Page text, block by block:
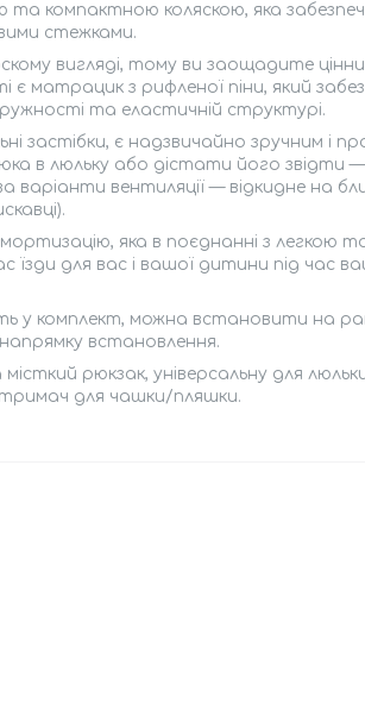
компактною коляскою, яка
стежками.
вигляді, тому ви заощадите
матрацик з рифленої піни, який
та еластичній структурі.
застібки, є надзвичайно зручним і
в люльку або дістати його
варіанти вентиляції — відкидне на
яка в поєднанні з легкою
їзди для вас і вашої дитини під час
у комплект, можна встановити на
встановлення.
рюкзак, універсальну для
тримач для чашки/пляшки.